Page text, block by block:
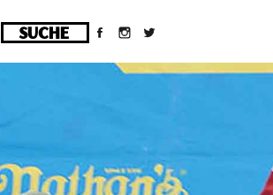
/homepages/10/d43051023/htdocs/